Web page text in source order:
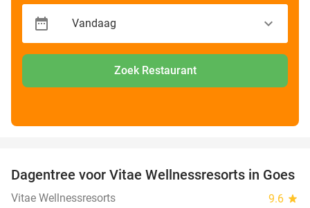
Zoek Restaurant
49%
Dagentree voor Vitae Wellnessresorts in Goes
Vitae Wellnessresorts 9.6 star